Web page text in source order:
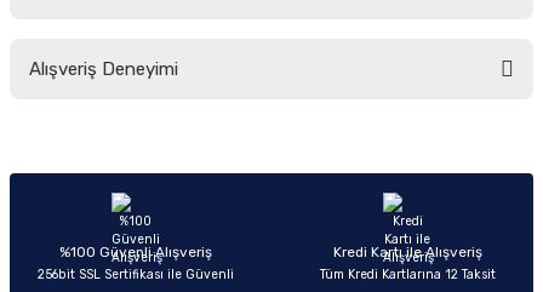
yetersiz gördüğünüz noktaları öneri formunu kullanarak tarafımıza
Ürün açıklamasında eksik bilgiler bulunuyor.
Ürün bilgilerinde hatalar bulunuyor.
Ürün fiyatı diğer sitelerden daha pahalı.
Alışveriş Deneyimi
Sitemize ilk yorumu siz yapın!
%100 Güvenli Alışveriş
256bit SSL Sertifikası ile Güvenli
Kredi Kartı ile Alışveriş
Tüm Kredi Kartlarına 12 Taksit